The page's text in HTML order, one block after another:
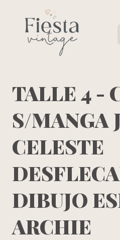
TALLE 4 -
S/MANGA
CELESTE
DIBUJO
ARCHIE